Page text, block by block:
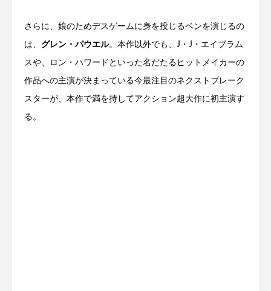
さらに、娘のためデスゲームに身を投じるベンを演じるの
は、 グレン・パウエル。本作以外でも、J・J・エイブラム
スや、ロン・ハワードといった名だたるヒットメイカーの
作品への主演が決まっている今最注目のネクストブレーク
スターが、本作で満を持してアクション超大作に初主演す
る。